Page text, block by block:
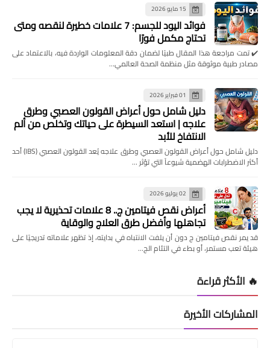
15 مايو 2026
فوائد اليود للجسم: 7 علامات خطيرة لنقصه ومتى
تحتاج مكمل فورًا
✔️ تمت مراجعة هذا المقال طبيًا لضمان دقة المعلومات الواردة فيه، بالاعتماد على
مصادر طبية موثوقة مثل منظمة الصحة العالمي…
01 فبراير 2026
دليل شامل حول أعراض القولون العصبي وطرق
علاجه | استعد السيطرة على حياتك وتخلص من ألم
الانتفاخ للأبد
دليل شامل حول أعراض القولون العصبي وطرق علاجه يُعد القولون العصبي (IBS) أحد
أكثر الاضطرابات الهضمية شيوعاً التي تؤثر …
02 يوليو 2026
أعراض نقص فيتامين ج.. 8 علامات تحذيرية لا يجب
تجاهلها وأفضل طرق العلاج والوقاية
قد يمر نقص فيتامين ج دون أن يلفت الانتباه في بدايته، إذ تظهر علاماته تدريجيًا على
هيئة تعب مستمر، أو بطء في التئام الج…
🔥 الأكثر قراءة
المشاركات الأخيرة